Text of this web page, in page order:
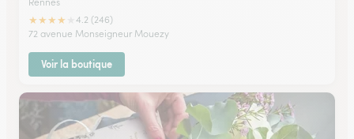
★★★★
4.2 (246)
72 avenue Monseigneur Mouezy
Voir la boutique